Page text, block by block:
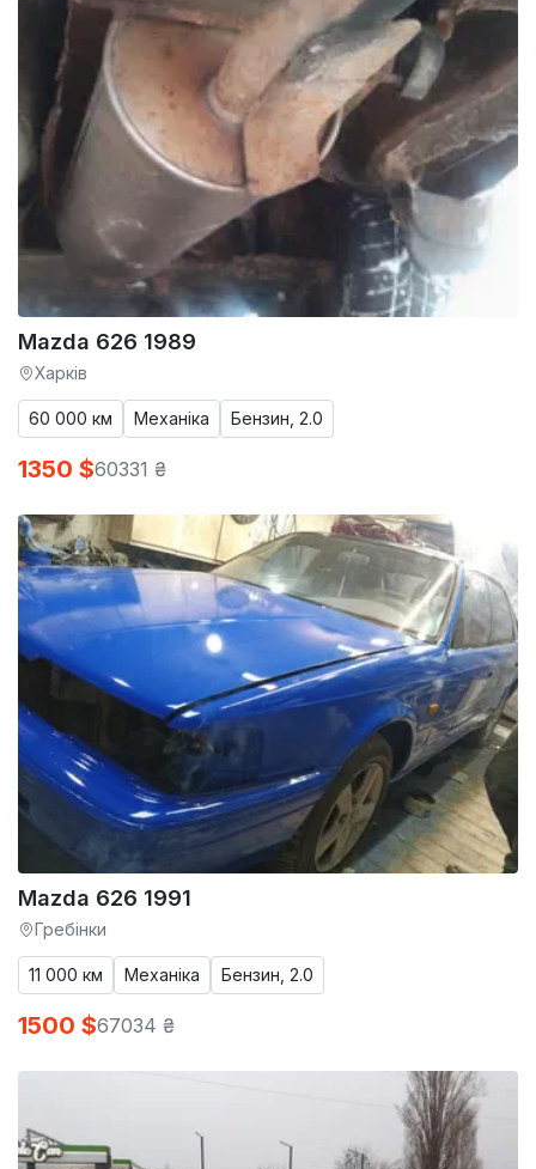
Mazda 626 1989
Харків
60 000 км Механіка Бензин, 2.0
1350 $60331 ₴
Mazda 626 1991
Гребінки
11 000 км Механіка Бензин, 2.0
1500 $67034 ₴